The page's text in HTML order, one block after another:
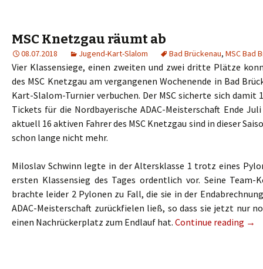
MSC Knetzgau räumt ab
08.07.2018 Jugend-Kart-Slalom Bad Brückenau, MSC Bad
Vier Klassensiege, einen zweiten und zwei dritte Plätze
des MSC Knetzgau am vergangenen Wochenende in Bad
Kart-Slalom-Turnier verbuchen. Der MSC sicherte sich damit
Tickets für die Nordbayerische ADAC-Meisterschaft Ende
aktuell 16 aktiven Fahrer des MSC Knetzgau sind in dieser
schon lange nicht mehr.
Miloslav Schwinn legte in der Altersklasse 1 trotz eines
ersten Klassensieg des Tages ordentlich vor. Seine Team-
brachte leider 2 Pylonen zu Fall, die sie in der
ADAC-Meisterschaft zurückfielen ließ, so dass sie jetzt nur
einen Nachrückerplatz zum Endlauf hat. Continue reading →